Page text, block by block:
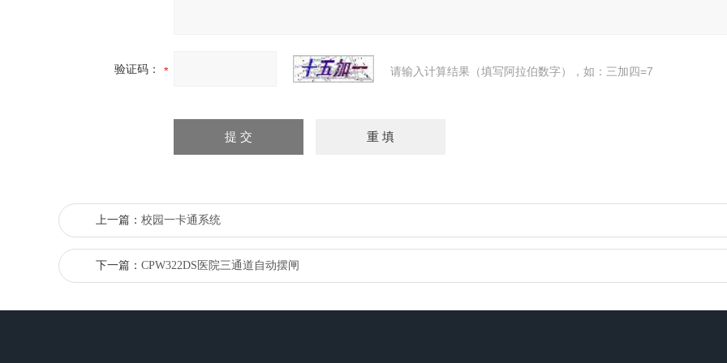
验证码： 请输入计算结果（填写阿拉伯数字），如：三加四=7
上一篇： 校园一卡通系统
下一篇： CPW322DS医院三通道自动摆闸